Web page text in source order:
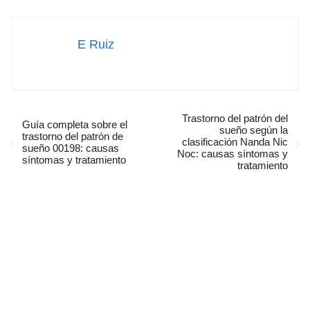
E Ruiz
Guía completa sobre el
trastorno del patrón de
sueño 00198: causas
síntomas y tratamiento
Trastorno del patrón del
sueño según la
clasificación Nanda Nic
Noc: causas síntomas y
tratamiento